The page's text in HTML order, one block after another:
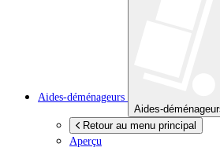
Aides-déménageurs
Aides-
Retour au menu principal
Aperçu